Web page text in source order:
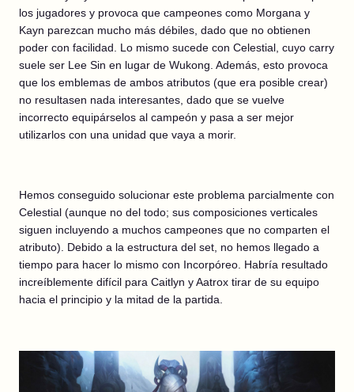
los jugadores y provoca que campeones como Morgana y
Kayn parezcan mucho más débiles, dado que no obtienen
poder con facilidad. Lo mismo sucede con Celestial, cuyo carry
suele ser Lee Sin en lugar de Wukong. Además, esto provoca
que los emblemas de ambos atributos (que era posible crear)
no resultasen nada interesantes, dado que se vuelve
incorrecto equipárselos al campeón y pasa a ser mejor
utilizarlos con una unidad que vaya a morir.
Hemos conseguido solucionar este problema parcialmente con
Celestial (aunque no del todo; sus composiciones verticales
siguen incluyendo a muchos campeones que no comparten el
atributo). Debido a la estructura del set, no hemos llegado a
tiempo para hacer lo mismo con Incorpóreo. Habría resultado
increíblemente difícil para Caitlyn y Aatrox tirar de su equipo
hacia el principio y la mitad de la partida.